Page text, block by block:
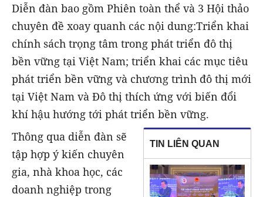
Diễn đàn bao gồm Phiên toàn thể và 3 Hội thảo
chuyên đề xoay quanh các nội dung:Triển khai
chính sách trọng tâm trong phát triển đô thị
bền vững tại Việt Nam; triển khai các mục tiêu
phát triển bền vững và chương trình đô thị mới
tại Việt Nam và Đô thị thích ứng với biến đổi
khí hậu hướng tới phát triển bền vững.
TIN LIÊN QUAN
Thông qua diễn đàn sẽ
tập hợp ý kiến chuyên
gia, nhà khoa học, các
doanh nghiệp trong